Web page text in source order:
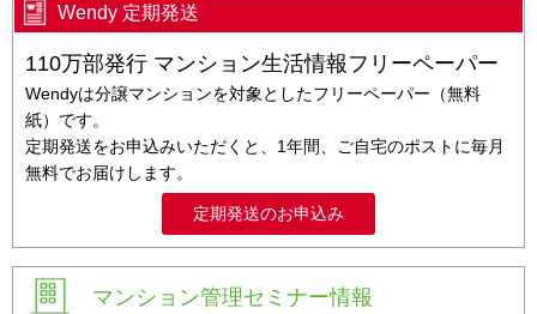
Wendy 定期発送
110万部発行 マンション生活情報フリーペーパー
Wendyは分譲マンションを対象としたフリーペーパー（無料
紙）です。
定期発送をお申込みいただくと、1年間、ご自宅のポストに毎月
無料でお届けします。
定期発送のお申込み
マンション管理セミナー情報